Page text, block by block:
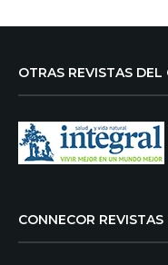
OTRAS REVISTAS DEL
CONNECOR